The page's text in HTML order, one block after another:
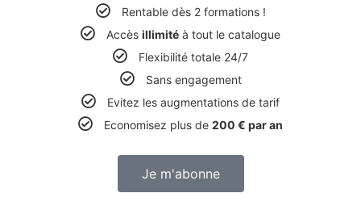
Rentable dès 2 formations !
Accès illimité à tout le catalogue
Flexibilité totale 24/7
Sans engagement
Evitez les augmentations de tarif
Economisez plus de 200 € par an
Je m'abonne